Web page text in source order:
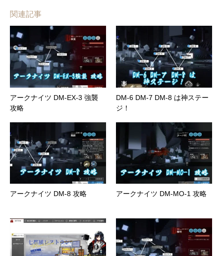
関連記事
アークナイツ DM-EX-3 強襲
攻略
DM-6 DM-7 DM-8 は神ステー
ジ！
アークナイツ DM-8 攻略 アークナイツ DM-MO-1 攻略